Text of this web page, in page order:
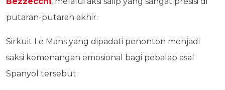
putaran-putaran akhir.
Sirkuit Le Mans yang dipadati penonton menjadi
saksi kemenangan emosional bagi pebalap asal
Spanyol tersebut.